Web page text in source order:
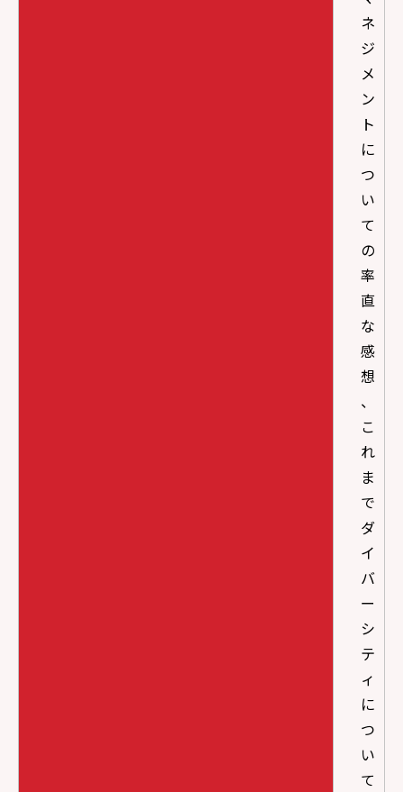
ネ
ジ
メ
ン
ト
に
つ
い
て
の
率
直
な
感
想
、
こ
れ
ま
で
ダ
イ
バ
ー
シ
テ
ィ
に
つ
い
て